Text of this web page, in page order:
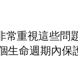
重視這些問
命週期內保